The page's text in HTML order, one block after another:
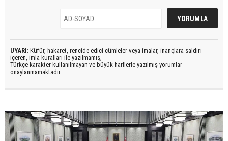
UYARI: Küfür, hakaret, rencide edici cümleler veya imalar, inançlara saldırı
içeren, imla kuralları ile yazılmamış,
Türkçe karakter kullanılmayan ve büyük harflerle yazılmış yorumlar
onaylanmamaktadır.